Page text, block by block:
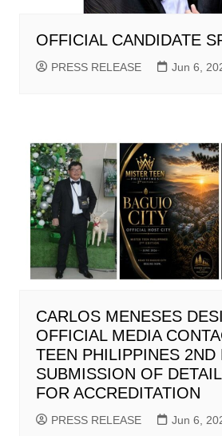
OFFICIAL CANDIDATE
PRESS RELEASE Jun 6,
CARLOS MENESES
OFFICIAL MEDIA
TEEN PHILIPPINES 2ND
SUBMISSION OF
FOR ACCREDITATION
PRESS RELEASE Jun 6,